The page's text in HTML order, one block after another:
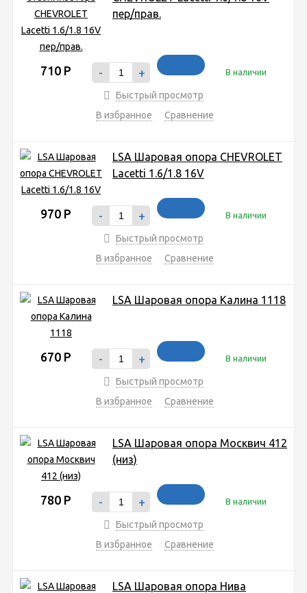
пер/прав.
710 Р - + В наличии
Быстрый просмотр
В избранное
Сравнение
LSA Шаровая опора CHEVROLET
Lacetti 1.6/1.8 16V
970 Р - + В наличии
Быстрый просмотр
В избранное
Сравнение
LSA Шаровая опора Калина 1118
670 Р - + В наличии
Быстрый просмотр
В избранное
Сравнение
LSA Шаровая опора Москвич 412
(низ)
780 Р - + В наличии
Быстрый просмотр
В избранное
Сравнение
LSA Шаровая опора Нива